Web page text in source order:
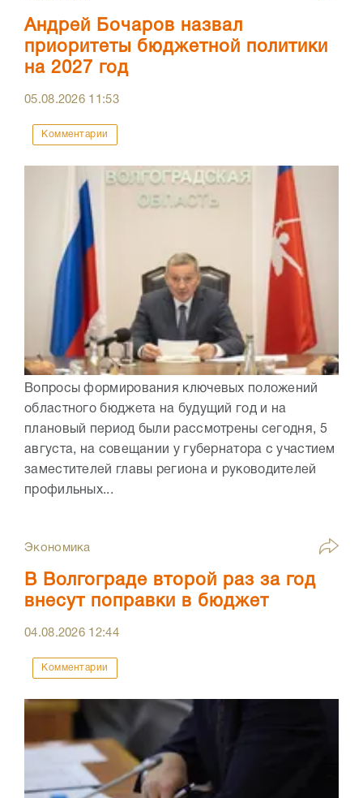
Андрей Бочаров назвал
приоритеты бюджетной политики
на 2027 год
05.08.2026 11:53
Комментарии
Вопросы формирования ключевых положений
областного бюджета на будущий год и на
плановый период были рассмотрены сегодня, 5
августа, на совещании у губернатора с участием
заместителей главы региона и руководителей
профильных...
Экономика
В Волгограде второй раз за год
внесут поправки в бюджет
04.08.2026 12:44
Комментарии